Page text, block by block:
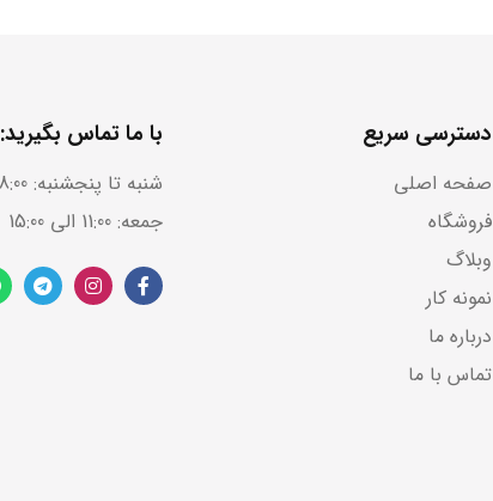
دسترسی سریع
صفحه اصلی
فروشگاه
وبلاگ
نمونه کار
درباره ما
تماس با ما
با ما تماس بگیرید: 66714131-021
شنبه تا پنجشنبه: 08:00 الی 20:00
جمعه: 11:00 الی 15:00